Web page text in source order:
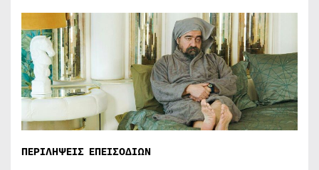
ΠΕΡΙΛΗΨΕΙΣ ΕΠΕΙΣΟΔΙΩΝ